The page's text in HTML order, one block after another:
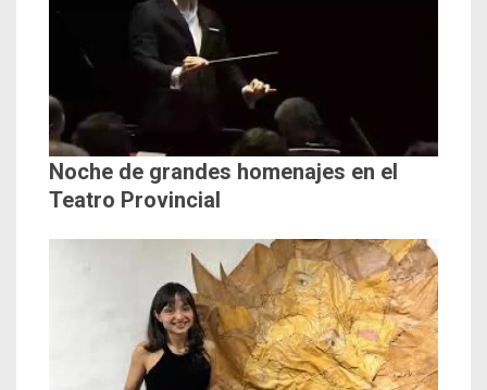
Noche de grandes homenajes en el
Teatro Provincial